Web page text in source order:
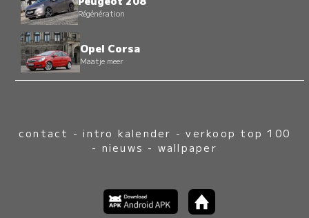
Régénération
Opel Corsa
Maatje meer
contact -intro kalender -verkoop top 100
- nieuws - wallpaper